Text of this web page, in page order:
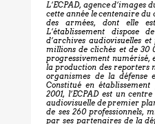
L’ECPAD, agence d’images
cette année le centenaire
des armées, dont elle
L’établissement dispose
d’archives audiovisuelles
millions de clichés et de 30
progressivement numérisé,
la production des reporters
organismes de la défense
Constitué en
2001, l’ECPAD est un
audiovisuelle de premier
de ses 260 professionnels,
par ses partenaires de la